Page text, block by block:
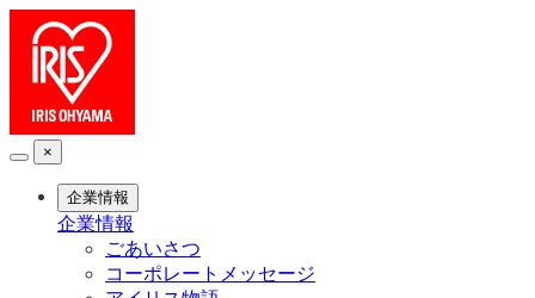
×
企業情報
企業情報
ごあいさつ
コーポレートメッセージ